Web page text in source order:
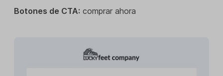
Botones de CTA: comprar ahora